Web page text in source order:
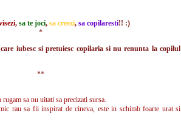
, sa te joci, sa creezi, sa copilaresti!! :)
*
iubesc si pretuiesc copilaria si nu renunta la copilul
**
sa nu uitati sa precizati sursa.
rau sa fii inspirat de cineva, este in schimb foarte urat si